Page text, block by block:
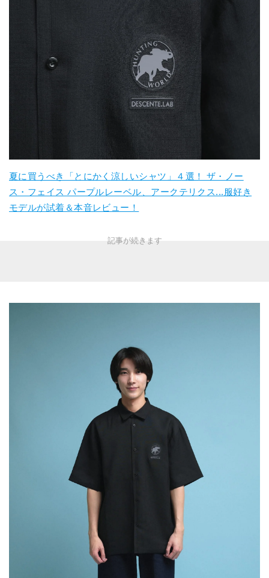
夏に買うべき「とにかく涼しいシャツ」４選！ ザ・ノー
ス・フェイス パープルレーベル、アークテリクス...服好き
モデルが試着＆本音レビュー！